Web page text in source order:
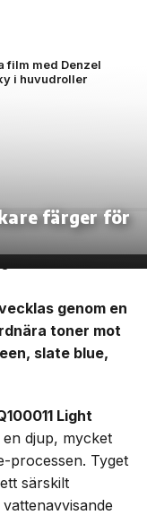
film med Denzel
i huvudroller
färger för
genom en
toner mot
slate blue,
Light
djup, mycket
processen. Tyget
särskilt